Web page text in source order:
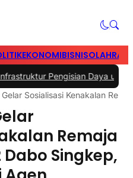
EKONOMIBISNIS
Pengisian Daya untuk Mobil
Sosialisasi Kenakalan
Remaja
Dabo Singkep,